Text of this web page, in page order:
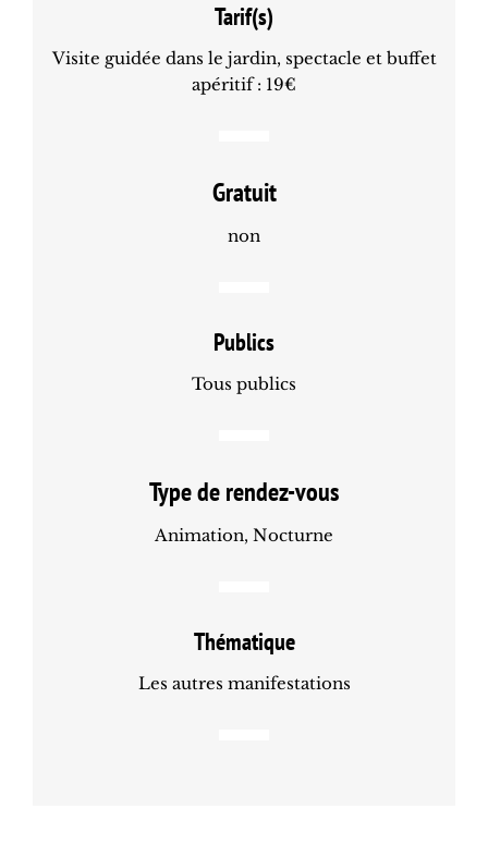
Tarif(s)
Visite guidée dans le jardin, spectacle et buffet
apéritif : 19€
Gratuit
non
Publics
Tous publics
Type de rendez-vous
Animation, Nocturne
Thématique
Les autres manifestations